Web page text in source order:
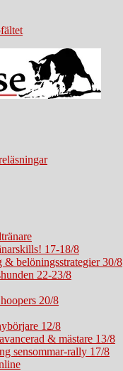
17-18/8
belöningsstrategier 30/8
22-23/8
20/8
12/8
& mästare 13/8
sensommar-rally 17/8